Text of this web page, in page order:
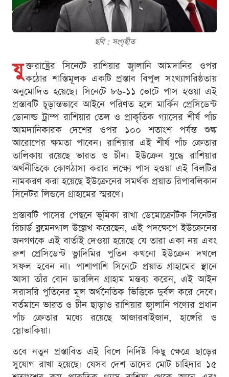
ছবি : সংগৃহীত
যু ক্তরাষ্ট্রের সিনেটে রাশিয়ার জ্বালানি আমদানির ওপর
কঠোর শাস্তিমূলক একটি প্রস্তাব বিপুল সংখ্যাগরিষ্ঠতায়
অনুমোদিত হয়েছে। সিনেটে ৮৬-১১ ভোটে পাস হওয়া এই
প্রস্তাবটি চূড়ান্তভাবে আইনে পরিণত হলে মার্কিন প্রেসিডেন্ট
ডোনাল্ড ট্রাম্প রাশিয়ার তেল ও প্রাকৃতিক গ্যাসের শীর্ষ পাঁচ
আমদানিকারক দেশের ওপর ১০০ শতাংশ পর্যন্ত শুল্ক
আরোপের ক্ষমতা পাবেন। রাশিয়ার এই শীর্ষ পাঁচ ক্রেতার
তালিকায় রয়েছে ভারত ও চীন। ইউক্রেন যুদ্ধে রাশিয়ার
অর্থনীতিকে কোণঠাসা করার লক্ষ্যে পাস হওয়া এই বিলটির
নামকরণ করা হয়েছে ইউক্রেনের সমর্থক প্রয়াত রিপাবলিকান
সিনেটর লিন্ডসে গ্রাহামের স্মরণে।
প্রস্তাবটি পাসের পেছনে ভূমিকা রাখা ডেমোক্রেটিক সিনেটর
রিচার্ড ব্লুমেনথাল উল্লেখ করেছেন, এই পদক্ষেপে ইউক্রেনের
জনগণকে এই বার্তাই দেওয়া হয়েছে যে তারা একা নয় এবং
রুশ প্রেসিডেন্ট ভ্লাদিমির পুতিন কখনো ইউক্রেন দখলে
সফল হবেন না। পাশাপাশি সিনেটে প্রয়াত গ্রাহামের স্থানে
আসা তাঁর বোন ডারলিন গ্রাহাম মন্তব্য করেন, এই আইন
সরাসরি পুতিনের মূল অর্থনৈতিক ভিত্তিকে দুর্বল করে দেবে।
বর্তমানে ভারত ও চীন ছাড়াও রাশিয়ার জ্বালানি পণ্যের প্রধান
পাঁচ ক্রেতার মধ্যে রয়েছে আজারবাইজান, হাঙ্গেরি ও
স্লোভাকিয়া।
তবে নতুন প্রস্তাবিত এই বিলে নির্দিষ্ট কিছু ক্ষেত্রে ছাড়ের
সুযোগ রাখা হয়েছে। যেসব দেশ তাদের মোট চাহিদার ১৫